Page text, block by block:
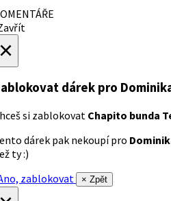
dárek pro
si zablokovat Chapito bunda
dárek pak nekoupí pro
ty :)
zablokovat
× Zpět